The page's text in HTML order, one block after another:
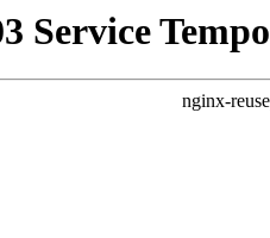
Service
nginx-